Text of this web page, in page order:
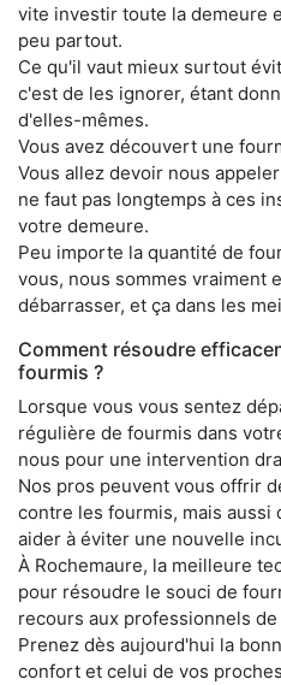
vite investir toute la demeure
peu partout.
Ce qu'il vaut mieux surtout
c'est de les ignorer, étant
d'elles-mêmes.
Vous avez découvert une
Vous allez devoir nous
ne faut pas longtemps à ces
votre demeure.
Peu importe la quantité de
vous, nous sommes vraiment
débarrasser, et ça dans les
Comment résoudre
fourmis ?
Lorsque vous vous sentez
régulière de fourmis dans
nous pour une intervention
Nos pros peuvent vous offrir
contre les fourmis, mais aussi
aider à éviter une nouvelle
À Rochemaure, la meilleure
pour résoudre le souci de
recours aux professionnels
Prenez dès aujourd'hui la
confort et celui de vos